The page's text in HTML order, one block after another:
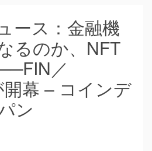
ース：金融機
るのか、NFT
／
幕 – コインデ
ン